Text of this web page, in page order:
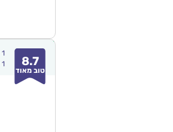
8.7
טוב מאוד
1
1